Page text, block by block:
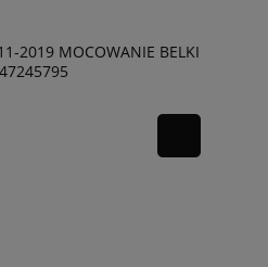
2019 MOCOWANIE BELKI